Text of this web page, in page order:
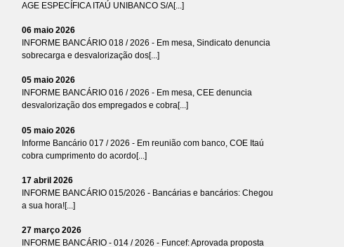
AGE ESPECÍFICA ITAÚ UNIBANCO S/A[...]
06 maio 2026
INFORME BANCÁRIO 018 / 2026 - Em mesa, Sindicato denuncia
sobrecarga e desvalorização dos[...]
05 maio 2026
INFORME BANCÁRIO 016 / 2026 - Em mesa, CEE denuncia
desvalorização dos empregados e cobra[...]
05 maio 2026
Informe Bancário 017 / 2026 - Em reunião com banco, COE Itaú
cobra cumprimento do acordo[...]
17 abril 2026
INFORME BANCÁRIO 015/2026 - Bancárias e bancários: Chegou
a sua hora![...]
27 março 2026
INFORME BANCÁRIO - 014 / 2026 - Funcef: Aprovada proposta